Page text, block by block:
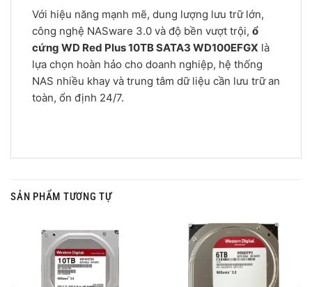
Với hiệu năng mạnh mẽ, dung lượng lưu trữ lớn,
công nghệ NASware 3.0 và độ bền vượt trội, ổ
cứng WD Red Plus 10TB SATA3 WD100EFGX là
lựa chọn hoàn hảo cho doanh nghiệp, hệ thống
NAS nhiều khay và trung tâm dữ liệu cần lưu trữ an
toàn, ổn định 24/7.
SẢN PHẨM TƯƠNG TỰ